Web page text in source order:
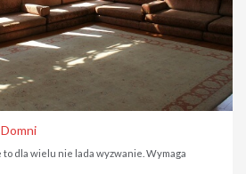
dla wielu nie lada wyzwanie. Wymaga